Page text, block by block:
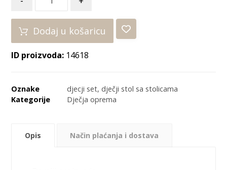
Dodaj u košaricu
ID proizvoda: 14618
Oznake djecji set, dječji stol sa stolicama
Kategorije
Dječja oprema
Opis Način plaćanja i dostava